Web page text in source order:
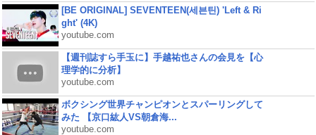
[BE ORIGINAL] SEVENTEEN(세븐틴) 'Left & Ri
ght' (4K)
youtube.com
【週刊誌すら手玉に】手越祐也さんの会見を【心
理学的に分析】
youtube.com
ボクシング世界チャンピオンとスパーリングして
みた 【京口紘人VS朝倉海...
youtube.com